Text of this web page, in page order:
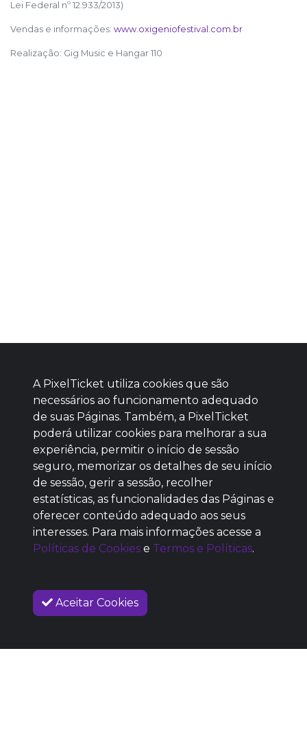
Lei Federal nº 12.933/2013)
Vendas e informações: www.oxigeniofestival.com.br
Realização: Gig Music e Hangar 110
Baixe agora nosso app
SEM REPUTAÇÃO
DEFINIDA
A PixelTicket utiliza cookies que são
necessários ao funcionamento adequado
de suas Páginas. Também, a PixelTicket
poderá utilizar cookies para melhorar a sua
experiência, permitir o início de sessão
seguro, memorizar os detalhes de seu início
de sessão, gerir a sessão, recolher
estatísticas, as funcionalidades das Páginas e
oferecer conteúdo adequado aos seus
interesses. Para mais informações acesse a
Políticas de Cookies e Termos e Políticas.
Aceitar Cookies